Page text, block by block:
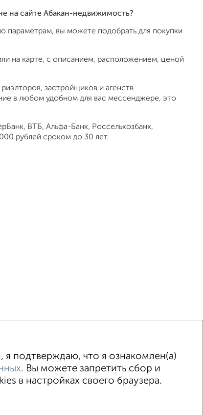
на сайте Абакан-недвижимость?
параметрам, вы можете подобрать для покупки
на карте, с описанием, расположением, ценой
застройщиков и агенств
в любом удобном для вас мессенджере, это
ВТБ, Альфа-Банк, Россельхозбанк,
рублей сроком до 30 лет.
Сайт-доска объявлений недвижимости
подтверждаю, что я ознакомлен(а)
. Вы можете запретить сбор и
в настройках своего браузера.